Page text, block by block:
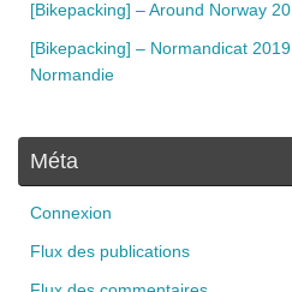
[Bikepacking] – Around Norway
[Bikepacking] – Normandicat
Normandie
Méta
Connexion
Flux des publications